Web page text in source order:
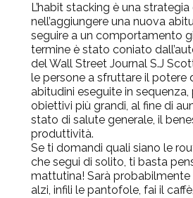
L’habit stacking è una
nell’aggiungere una nuova
seguire a un comportamento
termine è stato coniato
del Wall Street Journal S.J
le persone a sfruttare il potere
abitudini eseguite in sequenza,
obiettivi più grandi, al fine di
stato di salute generale, il
produttività.
Se ti domandi quali siano le
che segui di solito, ti basta
mattutina! Sarà probabilmente
alzi, infili le pantofole, fai il